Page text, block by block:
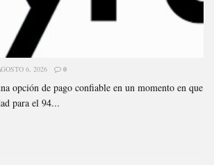
6, 2026 0
opción de pago confiable en un momento en que
para el 94...